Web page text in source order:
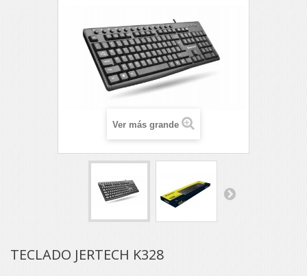
Ver más grande
TECLADO JERTECH K328